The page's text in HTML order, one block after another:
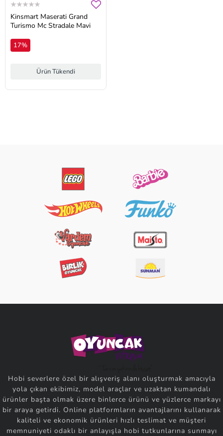
Kinsmart Maserati Grand
Turismo Mc Stradale Mavi
17%
Ürün Tükendi
Hobi severlere özel bir alışveriş alanı oluşturmak amacıyla
yola çıkan ekibimiz, model araçlar ve uzaktan kumandalı
ürünler başta olmak üzere binlerce ürünü ve yüzlerce markayı
bir araya getirdi. Online platformların avantajlarını kullanarak
kaliteli ve ekonomik ürünleri hızlı teslimat ve müşteri
memnuniyeti odaklı bir anlayışla hobi tutkunlarına sunmayı